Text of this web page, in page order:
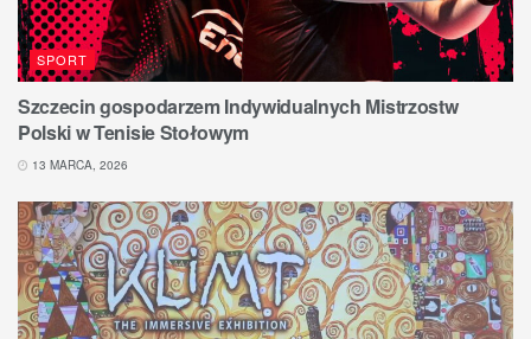
SPORT
Szczecin gospodarzem Indywidualnych Mistrzostw
Polski w Tenisie Stołowym
13 MARCA, 2026